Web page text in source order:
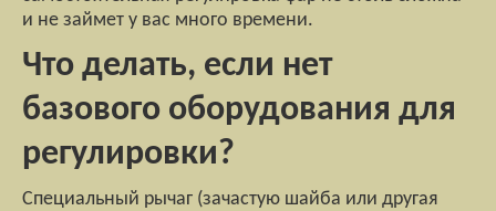
и не займет у вас много времени.
Что делать, если нет
базового оборудования для
регулировки?
Специальный рычаг (зачастую шайба или другая